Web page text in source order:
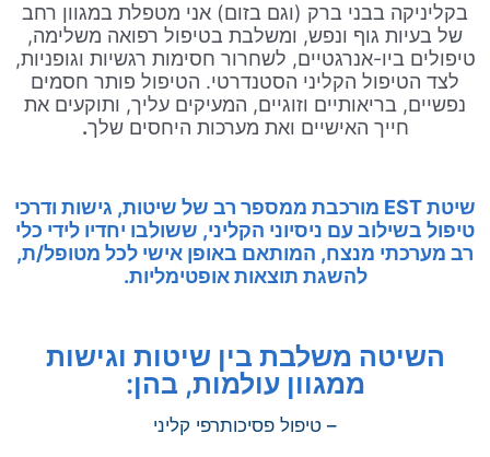
בקליניקה בבני ברק (וגם בזום) אני מטפלת במגוון רחב
של בעיות גוף ונפש, ומשלבת בטיפול רפואה משלימה,
טיפולים ביו-אנרגטיים, לשחרור חסימות רגשיות וגופניות,
לצד הטיפול הקליני הסטנדרטי. הטיפול פותר חסמים
נפשיים, בריאותיים וזוגיים, המעיקים עליך, ותוקעים את
חייך האישיים ואת מערכות היחסים שלך.
שיטת EST מורכבת ממספר רב של שיטות, גישות ודרכי
טיפול בשילוב עם ניסיוני הקליני, ששולבו יחדיו לידי כלי
רב מערכתי מנצח, המותאם באופן אישי לכל מטופל/ת,
להשגת תוצאות אופטימליות.
השיטה משלבת בין שיטות וגישות
ממגוון עולמות, בהן:
– טיפול פסיכותרפי קליני